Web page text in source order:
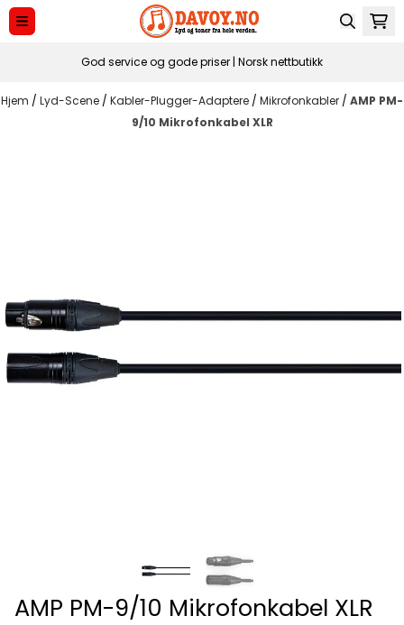
Hopp til innhold
God service og gode priser | Norsk nettbutikk
Hjem / Lyd-Scene / Kabler-Plugger-Adaptere / Mikrofonkabler / AMP PM-
9/10 Mikrofonkabel XLR
AMP PM-9/10 Mikrofonkabel XLR